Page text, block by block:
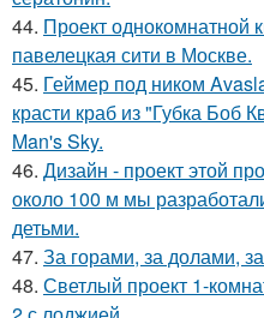
44. Проект однокомнатной
павелецкая сити в Москве.
45. Геймер под ником
красти краб из "Губка Боб
Man's Sky.
46. Дизайн - проект этой
около 100 м мы
детьми.
47. За горами, за долами,
48. Светлый проект 1-